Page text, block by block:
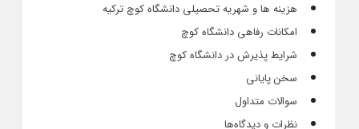
هزینه ها و شهریه تحصیلی دانشگاه کوچ ترکیه
امکانات رفاهی دانشگاه کوچ
شرایط پذیرش در دانشگاه کوچ
سخن پایانی
سوالات متداول
نظرات و دیدگاه‌ها